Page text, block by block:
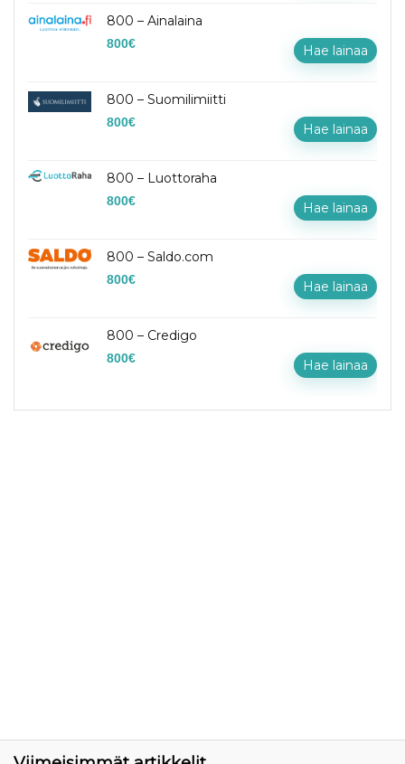
800 – Ainalaina
800€ Hae lainaa
800 – Suomilimiitti
800€ Hae lainaa
800 – Luottoraha
800€ Hae lainaa
800 – Saldo.com
800€ Hae lainaa
800 – Credigo
800€ Hae lainaa